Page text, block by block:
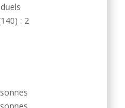
: 2